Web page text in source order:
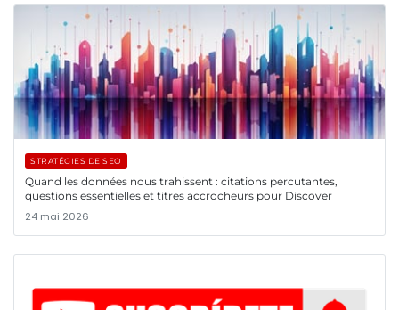
STRATÉGIES DE SEO
Quand les données nous trahissent : citations percutantes,
questions essentielles et titres accrocheurs pour Discover
24 mai 2026